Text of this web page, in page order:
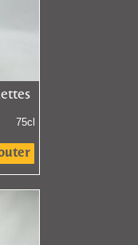
75cl